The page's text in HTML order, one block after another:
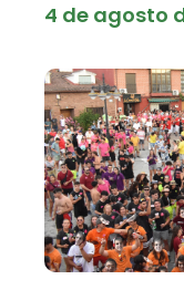
4 de agosto